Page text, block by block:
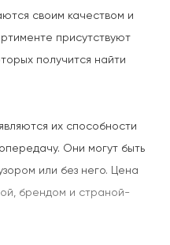
своим качеством и
присутствуют
получится найти
их способности
Они могут быть
или без него. Цена
брендом и страной-